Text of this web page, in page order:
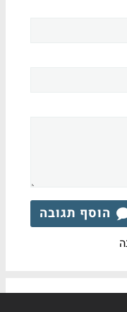
הוסף תגובה